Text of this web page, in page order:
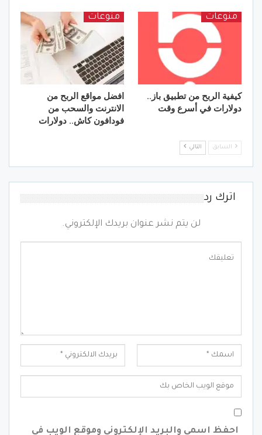
منوعات
كيفية الربح من تطبيق باز..
دولارات في أسرع وقت
منوعات
افضل مواقع الربح من
الانترنت والسحب من
فودافون كاش.. دولارات
السابق التالي
اترك رد
لن يتم نشر عنوان بريدك الإلكتروني.
احفظ اسمي والبريد الإلكتروني وموقع الويب في